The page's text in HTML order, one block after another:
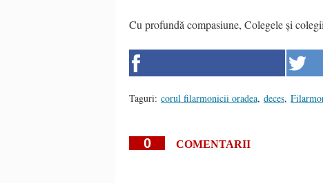
Cu profundă compasiune, Colegele și
Taguri: corul filarmonicii oradea, deces,
0 COMENTARII